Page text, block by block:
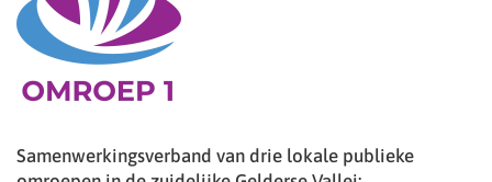
Samenwerkingsverband van drie lokale publieke